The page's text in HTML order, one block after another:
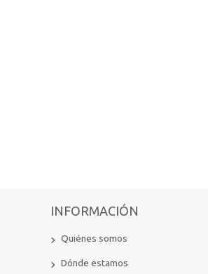
INFORMACIÓN
Quiénes somos
Dónde estamos